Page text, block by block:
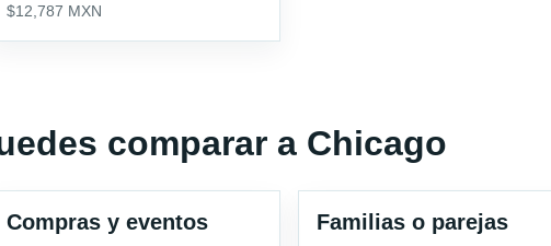
$12,787 MXN
comparar a Chicago
Compras y eventos Familias o parejas